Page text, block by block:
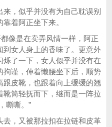
，似乎并没有为自己耽误别
着阿正坐下来。
像是在卖弄风情一样，阿正
女人身上的香味了。更意外
了一下，女人似乎并没有在
谨，伸着懒腰坐下后，顺势
跟皮靴，也跟着向上缓缓的翘
筒轻抚而下，继而是一阵拉
嘶嘶。”
去，又被那拉扣在拉链和皮革